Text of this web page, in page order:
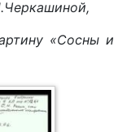
«Сосны и